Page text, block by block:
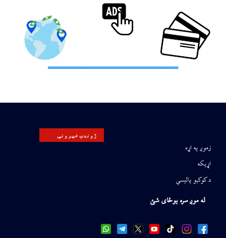
ژوندۍ خپرونې
زموږ په اړه
اړیکه
د کوکیو پالیسي
له موږ سره یوځای شئ